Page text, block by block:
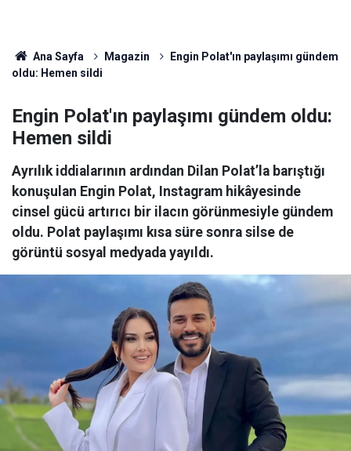
Ana Sayfa Magazin
Engin Polat'ın paylaşımı gündem
oldu: Hemen sildi
Engin Polat'ın paylaşımı gündem oldu:
Hemen sildi
Ayrılık iddialarının ardından Dilan Polat’la barıştığı
konuşulan Engin Polat, Instagram hikâyesinde
cinsel gücü artırıcı bir ilacın görünmesiyle gündem
oldu. Polat paylaşımı kısa süre sonra silse de
görüntü sosyal medyada yayıldı.